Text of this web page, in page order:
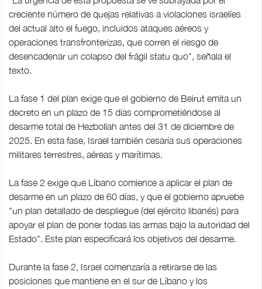
creciente número de quejas relativas a violaciones israelíes
del actual alto el fuego, incluidos ataques aéreos y
operaciones transfronterizas, que corren el riesgo de
desencadenar un colapso del frágil statu quo", señala el
texto.
La fase 1 del plan exige que el gobierno de Beirut emita un
decreto en un plazo de 15 días comprometiéndose al
desarme total de Hezbollah antes del 31 de diciembre de
2025. En esta fase, Israel también cesaría sus operaciones
militares terrestres, aéreas y marítimas.
La fase 2 exige que Líbano comience a aplicar el plan de
desarme en un plazo de 60 días, y que el gobierno apruebe
"un plan detallado de despliegue (del ejército libanés) para
apoyar el plan de poner todas las armas bajo la autoridad del
Estado". Este plan especificará los objetivos del desarme.
Durante la fase 2, Israel comenzaría a retirarse de las
posiciones que mantiene en el sur de Líbano y los